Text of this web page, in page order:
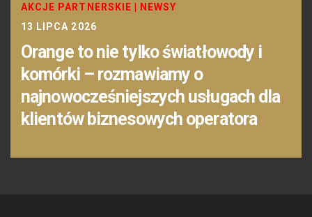
AKCJE PARTNERSKIE
NEWSY
13 LIPCA 2026
Orange to nie tylko światłowody i
komórki – rozmawiamy o
najnowocześniejszych usługach dla
klientów biznesowych operatora